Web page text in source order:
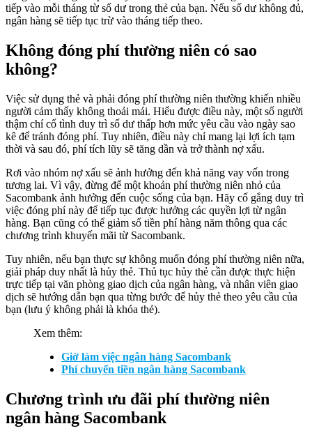
tiếp vào mỗi tháng từ số dư trong thẻ của bạn. Nếu số dư không đủ,
ngân hàng sẽ tiếp tục trừ vào tháng tiếp theo.
Không đóng phí thường niên có sao
không?
Việc sử dụng thẻ và phải đóng phí thường niên thường khiến nhiều
người cảm thấy không thoải mái. Hiểu được điều này, một số người
thậm chí cố tình duy trì số dư thấp hơn mức yêu cầu vào ngày sao
kê để tránh đóng phí. Tuy nhiên, điều này chỉ mang lại lợi ích tạm
thời và sau đó, phí tích lũy sẽ tăng dần và trở thành nợ xấu.
Rơi vào nhóm nợ xấu sẽ ảnh hưởng đến khả năng vay vốn trong
tương lai. Vì vậy, đừng để một khoản phí thường niên nhỏ của
Sacombank ảnh hưởng đến cuộc sống của bạn. Hãy cố gắng duy trì
việc đóng phí này để tiếp tục được hưởng các quyền lợi từ ngân
hàng. Bạn cũng có thể giảm số tiền phí hàng năm thông qua các
chương trình khuyến mãi từ Sacombank.
Tuy nhiên, nếu bạn thực sự không muốn đóng phí thường niên nữa,
giải pháp duy nhất là hủy thẻ. Thủ tục hủy thẻ cần được thực hiện
trực tiếp tại văn phòng giao dịch của ngân hàng, và nhân viên giao
dịch sẽ hướng dẫn bạn qua từng bước để hủy thẻ theo yêu cầu của
bạn (lưu ý không phải là khóa thẻ).
Xem thêm:
Giờ làm việc ngân hàng Sacombank
Phí chuyển tiền ngân hàng Sacombank
Chương trình ưu đãi phí thường niên
ngân hàng Sacombank